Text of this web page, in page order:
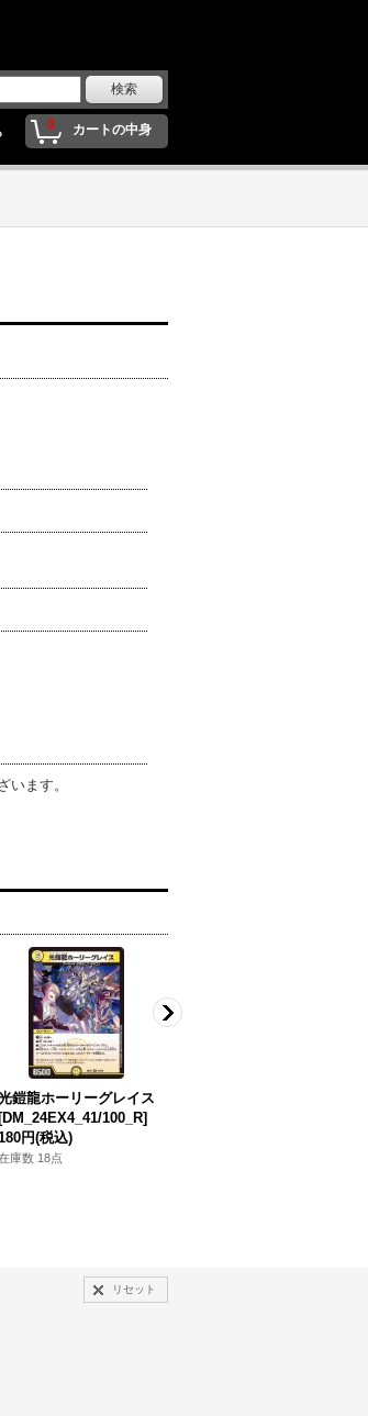
0 カートの中身
ます。
鎧龍ホーリーグレイス
[DM_24EX4_41/100_R]
円(税込)
庫数 18点
リセット